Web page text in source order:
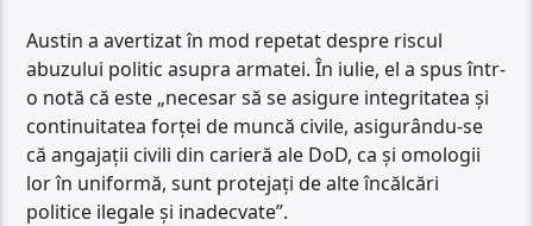
Austin a avertizat în mod repetat despre riscul
abuzului politic asupra armatei. În iulie, el a spus într-
o notă că este „necesar să se asigure integritatea și
continuitatea forței de muncă civile, asigurându-se
că angajații civili din carieră ale DoD, ca și omologii
lor în uniformă, sunt protejați de alte încălcări
politice ilegale și inadecvate”.